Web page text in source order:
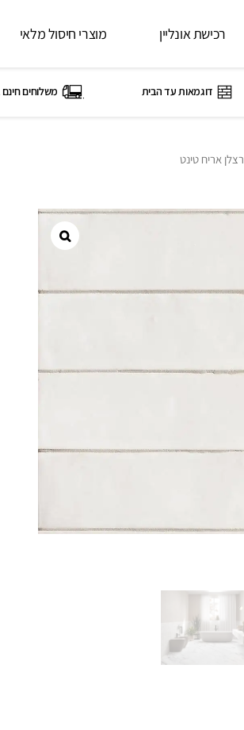
רכישת אונליין מוצרי חיסול מלאי
דוגמאות עד הבית משלוחים
אריח טינט